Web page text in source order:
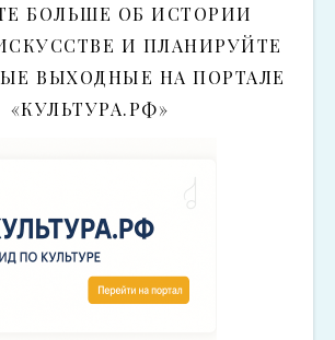
БОЛЬШЕ ОБ ИСТОРИИ
И ПЛАНИРУЙТЕ
ВЫХОДНЫЕ НА ПОРТАЛЕ
«КУЛЬТУРА.РФ»